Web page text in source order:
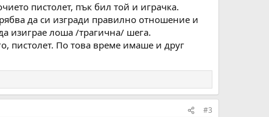
пистолет, пък бил той и играчка.
да си изгради правилно отношение и
изиграе лоша /трагична/ шега.
пистолет. По това време имаше и друг
#3